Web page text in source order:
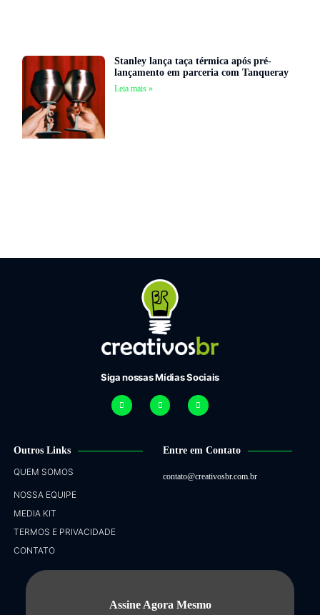
Stanley lança taça térmica após pré-
lançamento em parceria com Tanqueray
Leia mais »
Siga nossas Mídias Sociais
Outros Links
QUEM SOMOS
NOSSA EQUIPE
MEDIA KIT
TERMOS E PRIVACIDADE
CONTATO
Entre em Contato
contato@creativosbr.com.br
Assine Agora Mesmo